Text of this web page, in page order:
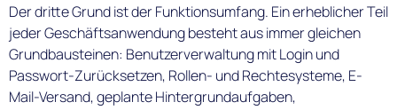
Der dritte Grund ist der Funktionsumfang. Ein erheblicher Teil
jeder Geschäftsanwendung besteht aus immer gleichen
Grundbausteinen: Benutzerverwaltung mit Login und
Passwort-Zurücksetzen, Rollen- und Rechtesysteme, E-
Mail-Versand, geplante Hintergrundaufgaben,